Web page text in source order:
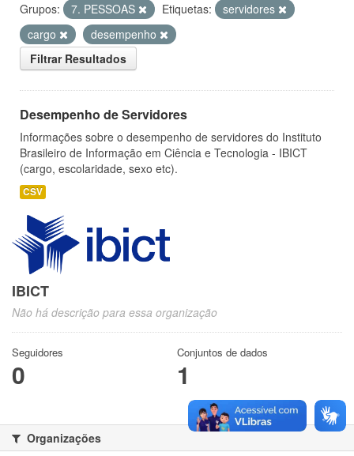
Grupos: 7. PESSOAS Etiquetas:
servidores
cargo
desempenho
Filtrar Resultados
Desempenho de Servidores
Informações sobre o desempenho de servidores do Instituto
Brasileiro de Informação em Ciência e Tecnologia - IBICT
(cargo, escolaridade, sexo etc).
CSV
IBICT
Não há descrição para essa organização
Seguidores
0
Conjuntos de dados
1
Organizações